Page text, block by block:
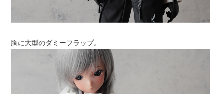
胸に大型のダミーフラップ。